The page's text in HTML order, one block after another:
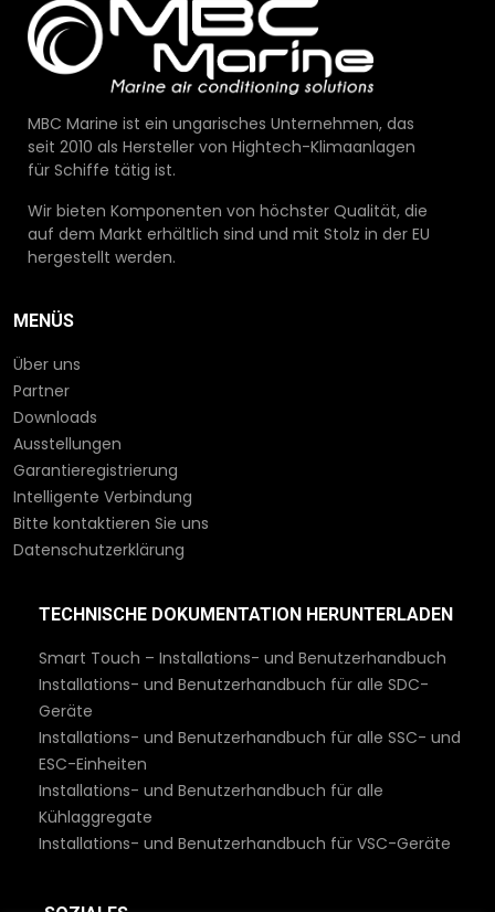
MBC Marine ist ein ungarisches Unternehmen, das
seit 2010 als Hersteller von Hightech-Klimaanlagen
für Schiffe tätig ist.
Wir bieten Komponenten von höchster Qualität, die
auf dem Markt erhältlich sind und mit Stolz in der EU
hergestellt werden.
MENÜS
Über uns
Partner
Downloads
Ausstellungen
Garantieregistrierung
Intelligente Verbindung
Bitte kontaktieren Sie uns
Datenschutzerklärung
TECHNISCHE DOKUMENTATION HERUNTERLADEN
Smart Touch – Installations- und Benutzerhandbuch
Installations- und Benutzerhandbuch für alle SDC-
Geräte
Installations- und Benutzerhandbuch für alle SSC- und
ESC-Einheiten
Installations- und Benutzerhandbuch für alle
Kühlaggregate
Installations- und Benutzerhandbuch für VSC-Geräte